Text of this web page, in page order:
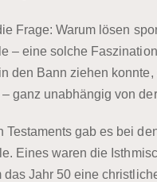
Frage: Warum lösen
– eine solche
den Bann ziehen
ganz unabhängig von
Testaments gab es bei
Eines waren die
das Jahr 50 eine